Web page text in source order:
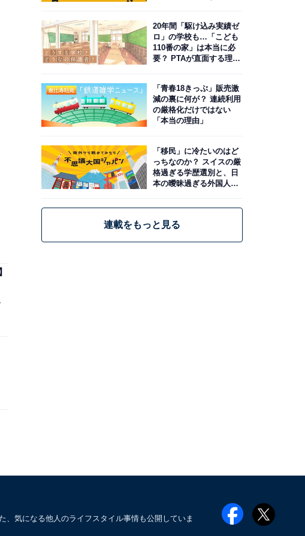
20年間「駆け込み実績ゼ
ロ」の学校も…「こども
110番の家」は本当に必
要？ PTAが直面する理想
「青春18きっぷ」販売激
減の裏に何が？ 連続利用
の厳格化だけではない
「本当の理由」
「移民」に冷たいのはど
っちなのか？ スイスの厳
格過ぎる学歴選別と、日
本の曖昧過ぎる外国人政
連載をもっと見る
気になる他人のライフスタイル事情も公開していま